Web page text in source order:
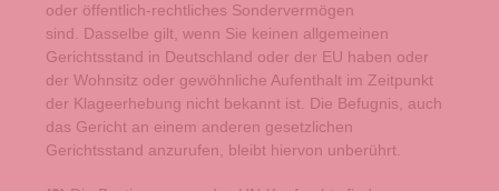
oder öffentlich-rechtliches Sondervermögen
sind. Dasselbe gilt, wenn Sie keinen allgemeinen
Gerichtsstand in Deutschland oder der EU haben oder
der Wohnsitz oder gewöhnliche Aufenthalt im Zeitpunkt
der Klageerhebung nicht bekannt ist. Die Befugnis, auch
das Gericht an einem anderen gesetzlichen
Gerichtsstand anzurufen, bleibt hiervon unberührt.